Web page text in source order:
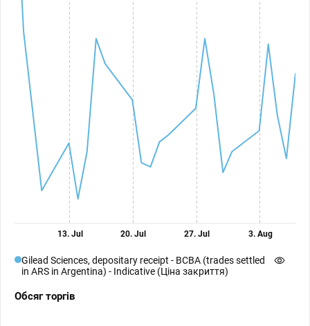
13. Jul 20. Jul 27. Jul 3. Aug
Gilead Sciences, depositary receipt - BCBA (trades settled
in ARS in Argentina) - Indicative (Ціна закриття)
Обсяг торгів